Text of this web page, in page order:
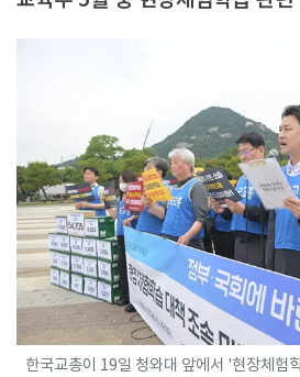
한국교총이 19일 청와대 앞에서 '현장체험